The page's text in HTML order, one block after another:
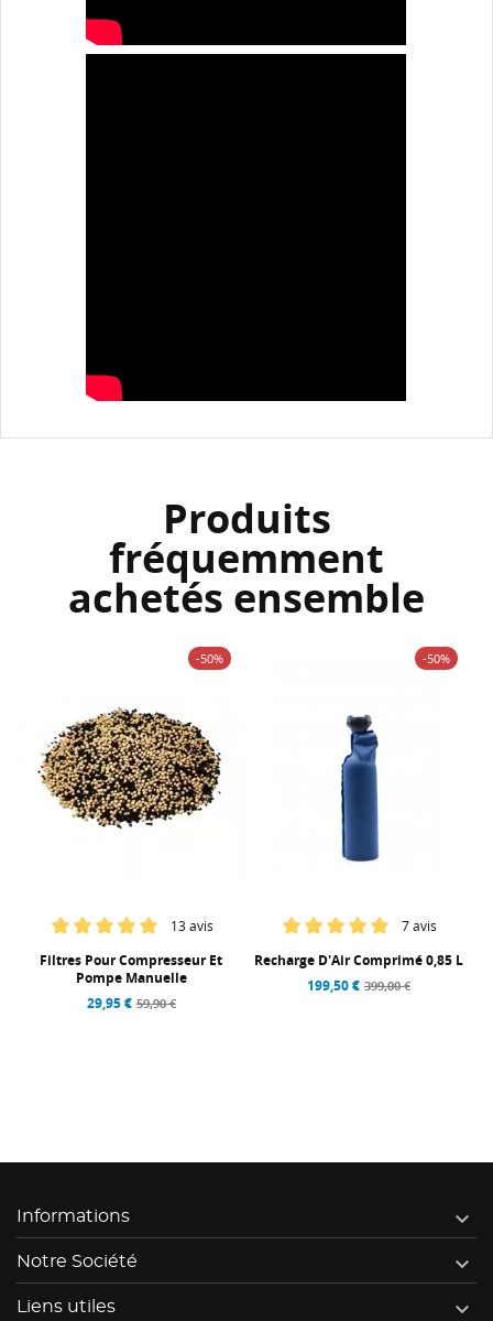
Produits
fréquemment
achetés ensemble
-50%
13 avis
Filtres Pour Compresseur Et
Pompe Manuelle
29,95 € 59,90 €
-50%
7 avis
Recharge D'Air Comprimé 0,85 L
199,50 € 399,00 €
Informations 
Notre Société 
Liens utiles 